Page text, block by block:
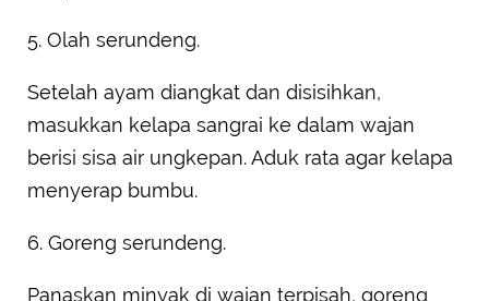
5. Olah serundeng.
Setelah ayam diangkat dan disisihkan,
masukkan kelapa sangrai ke dalam wajan
berisi sisa air ungkepan. Aduk rata agar kelapa
menyerap bumbu.
6. Goreng serundeng.
Panaskan minyak di wajan terpisah, goreng